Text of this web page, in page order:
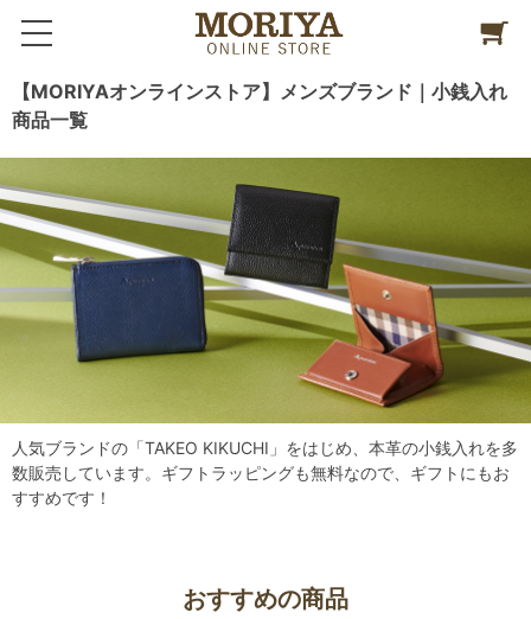
【MORIYAオンラインストア】メンズブランド｜小銭入れ
商品一覧
人気ブランドの「TAKEO KIKUCHI」をはじめ、本革の小銭入れを多
数販売しています。ギフトラッピングも無料なので、ギフトにもお
すすめです！
おすすめの商品